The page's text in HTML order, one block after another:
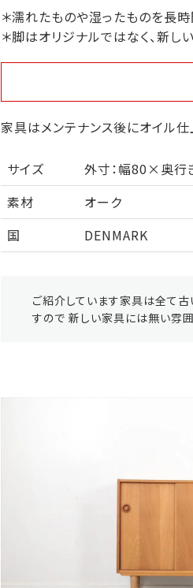
＊濡れたものや湿ったものを長
＊脚はオリジナルではなく、新し
家具はメンテナンス後にオイル仕
サイズ
外寸：幅80×奥行
素材
オーク
国
DENMARK
ご紹介しています家具は全て
すので 新しい家具には無い雰